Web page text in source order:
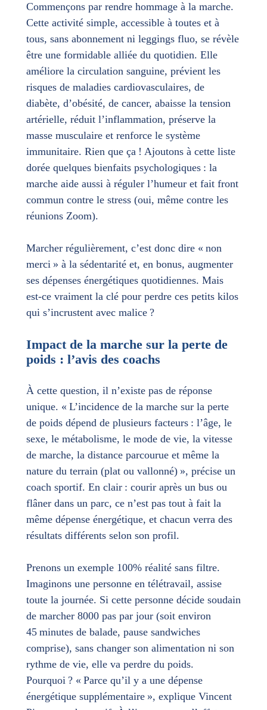
Commençons par rendre hommage à la marche.
Cette activité simple, accessible à toutes et à
tous, sans abonnement ni leggings fluo, se révèle
être une formidable alliée du quotidien. Elle
améliore la circulation sanguine, prévient les
risques de maladies cardiovasculaires, de
diabète, d’obésité, de cancer, abaisse la tension
artérielle, réduit l’inflammation, préserve la
masse musculaire et renforce le système
immunitaire. Rien que ça ! Ajoutons à cette liste
dorée quelques bienfaits psychologiques : la
marche aide aussi à réguler l’humeur et fait front
commun contre le stress (oui, même contre les
réunions Zoom).
Marcher régulièrement, c’est donc dire « non
merci » à la sédentarité et, en bonus, augmenter
ses dépenses énergétiques quotidiennes. Mais
est-ce vraiment la clé pour perdre ces petits kilos
qui s’incrustent avec malice ?
Impact de la marche sur la perte de
poids : l’avis des coachs
À cette question, il n’existe pas de réponse
unique. « L’incidence de la marche sur la perte
de poids dépend de plusieurs facteurs : l’âge, le
sexe, le métabolisme, le mode de vie, la vitesse
de marche, la distance parcourue et même la
nature du terrain (plat ou vallonné) », précise un
coach sportif. En clair : courir après un bus ou
flâner dans un parc, ce n’est pas tout à fait la
même dépense énergétique, et chacun verra des
résultats différents selon son profil.
Prenons un exemple 100% réalité sans filtre.
Imaginons une personne en télétravail, assise
toute la journée. Si cette personne décide soudain
de marcher 8000 pas par jour (soit environ
45 minutes de balade, pause sandwiches
comprise), sans changer son alimentation ni son
rythme de vie, elle va perdre du poids.
Pourquoi ? « Parce qu’il y a une dépense
énergétique supplémentaire », explique Vincent